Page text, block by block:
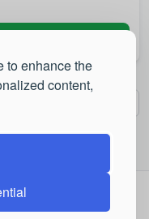
to enhance the
content,
слово — глокая
guests)